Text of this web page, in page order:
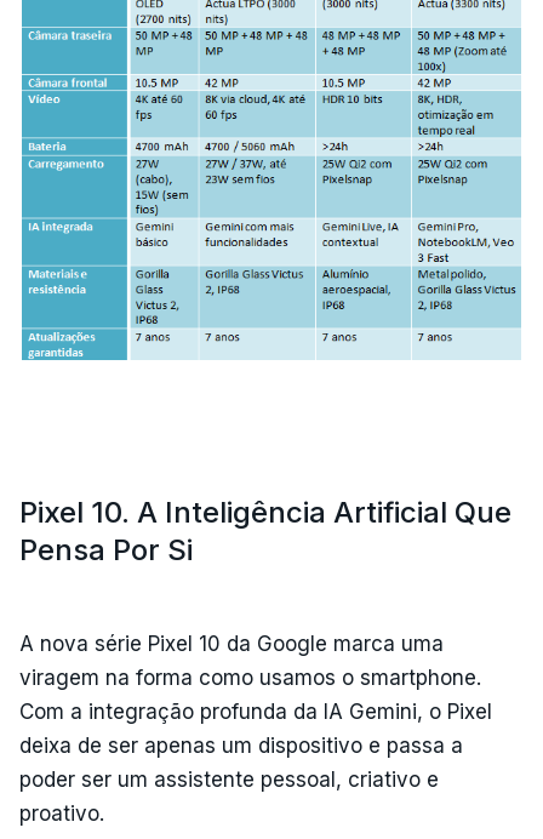
Pixel 10. A Inteligência Artificial Que
Pensa Por Si
A nova série Pixel 10 da Google marca uma
viragem na forma como usamos o smartphone.
Com a integração profunda da IA Gemini, o Pixel
deixa de ser apenas um dispositivo e passa a
poder ser um assistente pessoal, criativo e
proativo.